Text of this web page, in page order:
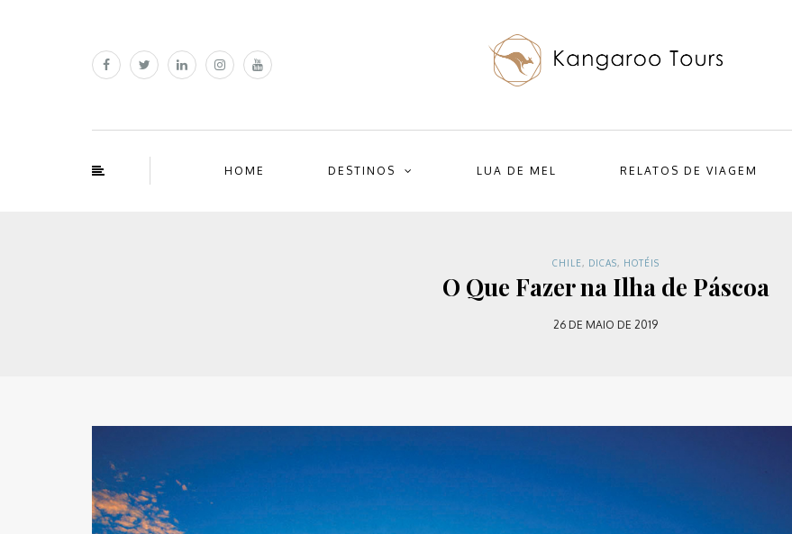
HOME DESTINOS LUA DE MEL RELATOS DE VIAGEM
CHILE , DICAS, HOTÉIS
O Que Fazer na Ilha de Páscoa
26 DE MAIO DE 2019